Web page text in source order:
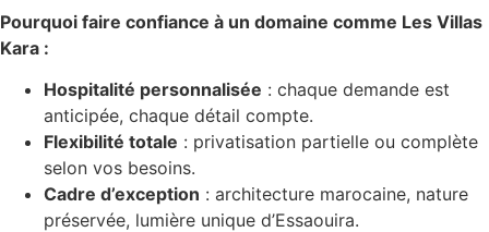
Pourquoi faire confiance à un domaine comme Les Villas
Kara :
Hospitalité personnalisée : chaque demande est
anticipée, chaque détail compte.
Flexibilité totale : privatisation partielle ou complète
selon vos besoins.
Cadre d’exception : architecture marocaine, nature
préservée, lumière unique d’Essaouira.